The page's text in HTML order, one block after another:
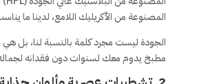
المصنوعة من الأكريليك اللامع، لدينا ما
الجودة ليست مجرد كلمة بالنسبة لنا، بل هي
مطبخ يدوم معك لسنوات دون فقدانه لجماله